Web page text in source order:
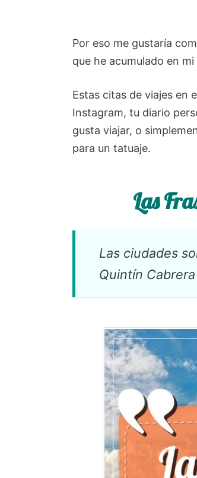
Por eso me gustaría
que he acumulado en
Estas citas de viajes en
Instagram, tu diario
gusta viajar, o
para un tatuaje.
Las
Las ciudades
Quintín Cabrera